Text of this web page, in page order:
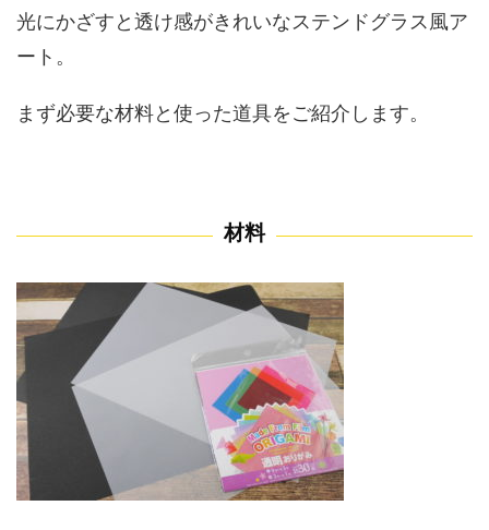
光にかざすと透け感がきれいなステンドグラス風ア
ート。
まず必要な材料と使った道具をご紹介します。
材料